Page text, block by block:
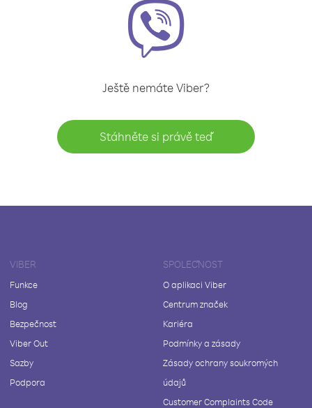
Ještě nemáte Viber?
Stáhněte si právě teď
VIBER
Funkce
Blog
Bezpečnost
Viber Out
Sazby
Podpora
SPOLEČNOST
O aplikaci Viber
Centrum značek
Kariéra
Podmínky a zásady
Zásady ochrany soukromých
údajů
Customer Complaints Code